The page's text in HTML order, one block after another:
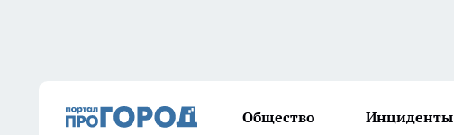
Общество Инциденты